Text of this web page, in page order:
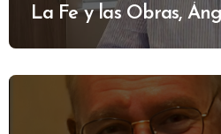
La Fe y las Obras,